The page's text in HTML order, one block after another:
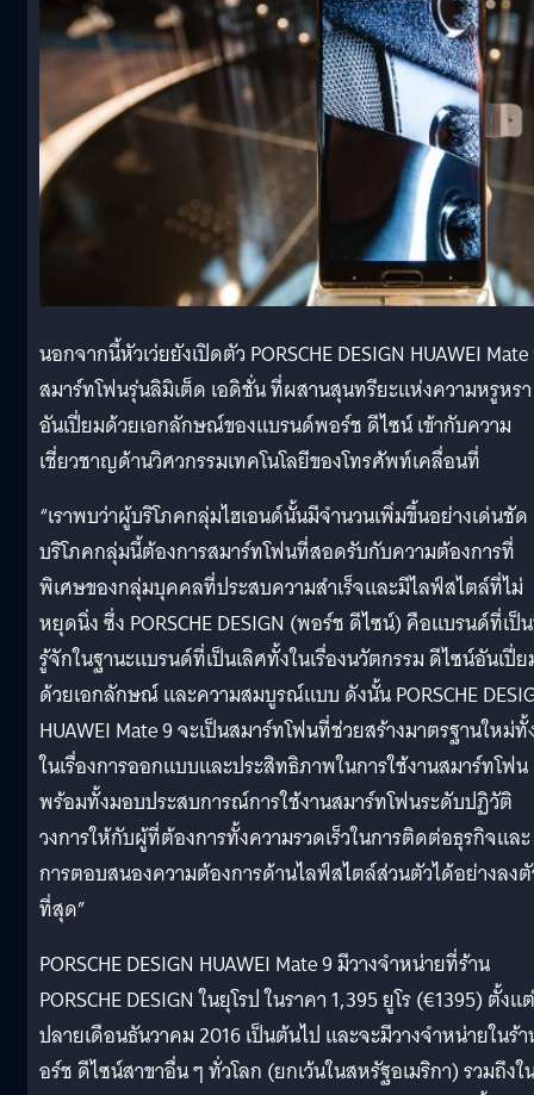
นอกจากนี้หัวเว่ยยังเปิดตัว PORSCHE DESIGN HUAWEI
สมาร์ทโฟนรุ่นลิมิเต็ด เอดิชั่น ที่ผสานสุนทรียะแห่งความหรูหรา
อันเปี่ยมด้วยเอกลักษณ์ของแบรนด์พอร์ช ดีไซน์ เข้ากับความ
เชี่ยวชาญด้านวิศวกรรมเทคโนโลยีของโทรศัพท์เคลื่อนที่
“เราพบว่าผู้บริโภคกลุ่มไฮเอนด์นั้นมีจำนวนเพิ่มขึ้นอย่างเด่นชั
บริโภคกลุ่มนี้ต้องการสมาร์ทโฟนที่สอดรับกับความต้องการที่
พิเศษของกลุ่มบุคคลที่ประสบความสำเร็จและมีไลฟ์สไตล์ที่ไม่
หยุดนิ่ง ซึ่ง PORSCHE DESIGN (พอร์ช ดีไซน์) คือแบรนด์ที่เป็
รู้จักในฐานะแบรนด์ที่เป็นเลิศทั้งในเรื่องนวัตกรรม ดีไซน์อันเปี่
ด้วยเอกลักษณ์ และความสมบูรณ์แบบ ดังนั้น PORSCHE
HUAWEI Mate 9 จะเป็นสมาร์ทโฟนที่ช่วยสร้างมาตรฐานใหม่ทั้
ในเรื่องการออกแบบและประสิทธิภาพในการใช้งานสมาร์ทโฟน
พร้อมทั้งมอบประสบการณ์การใช้งานสมาร์ทโฟนระดับปฏิวัติ
วงการให้กับผู้ที่ต้องการทั้งความรวดเร็วในการติดต่อธุรกิจและ
การตอบสนองความต้องการด้านไลฟ์สไตล์ส่วนตัวได้อย่างลง
ที่สุด”
PORSCHE DESIGN HUAWEI Mate 9 มีวางจำหน่ายที่ร้าน
PORSCHE DESIGN ในยุโรป ในราคา 1,395 ยูโร (€1395) ตั้งแต่
ปลายเดือนธันวาคม 2016 เป็นต้นไป และจะมีวางจำหน่ายในร้
อร์ช ดีไซน์สาขาอื่น ๆ ทั่วโลก (ยกเว้นในสหรัฐอเมริกา) รวมถึงใ